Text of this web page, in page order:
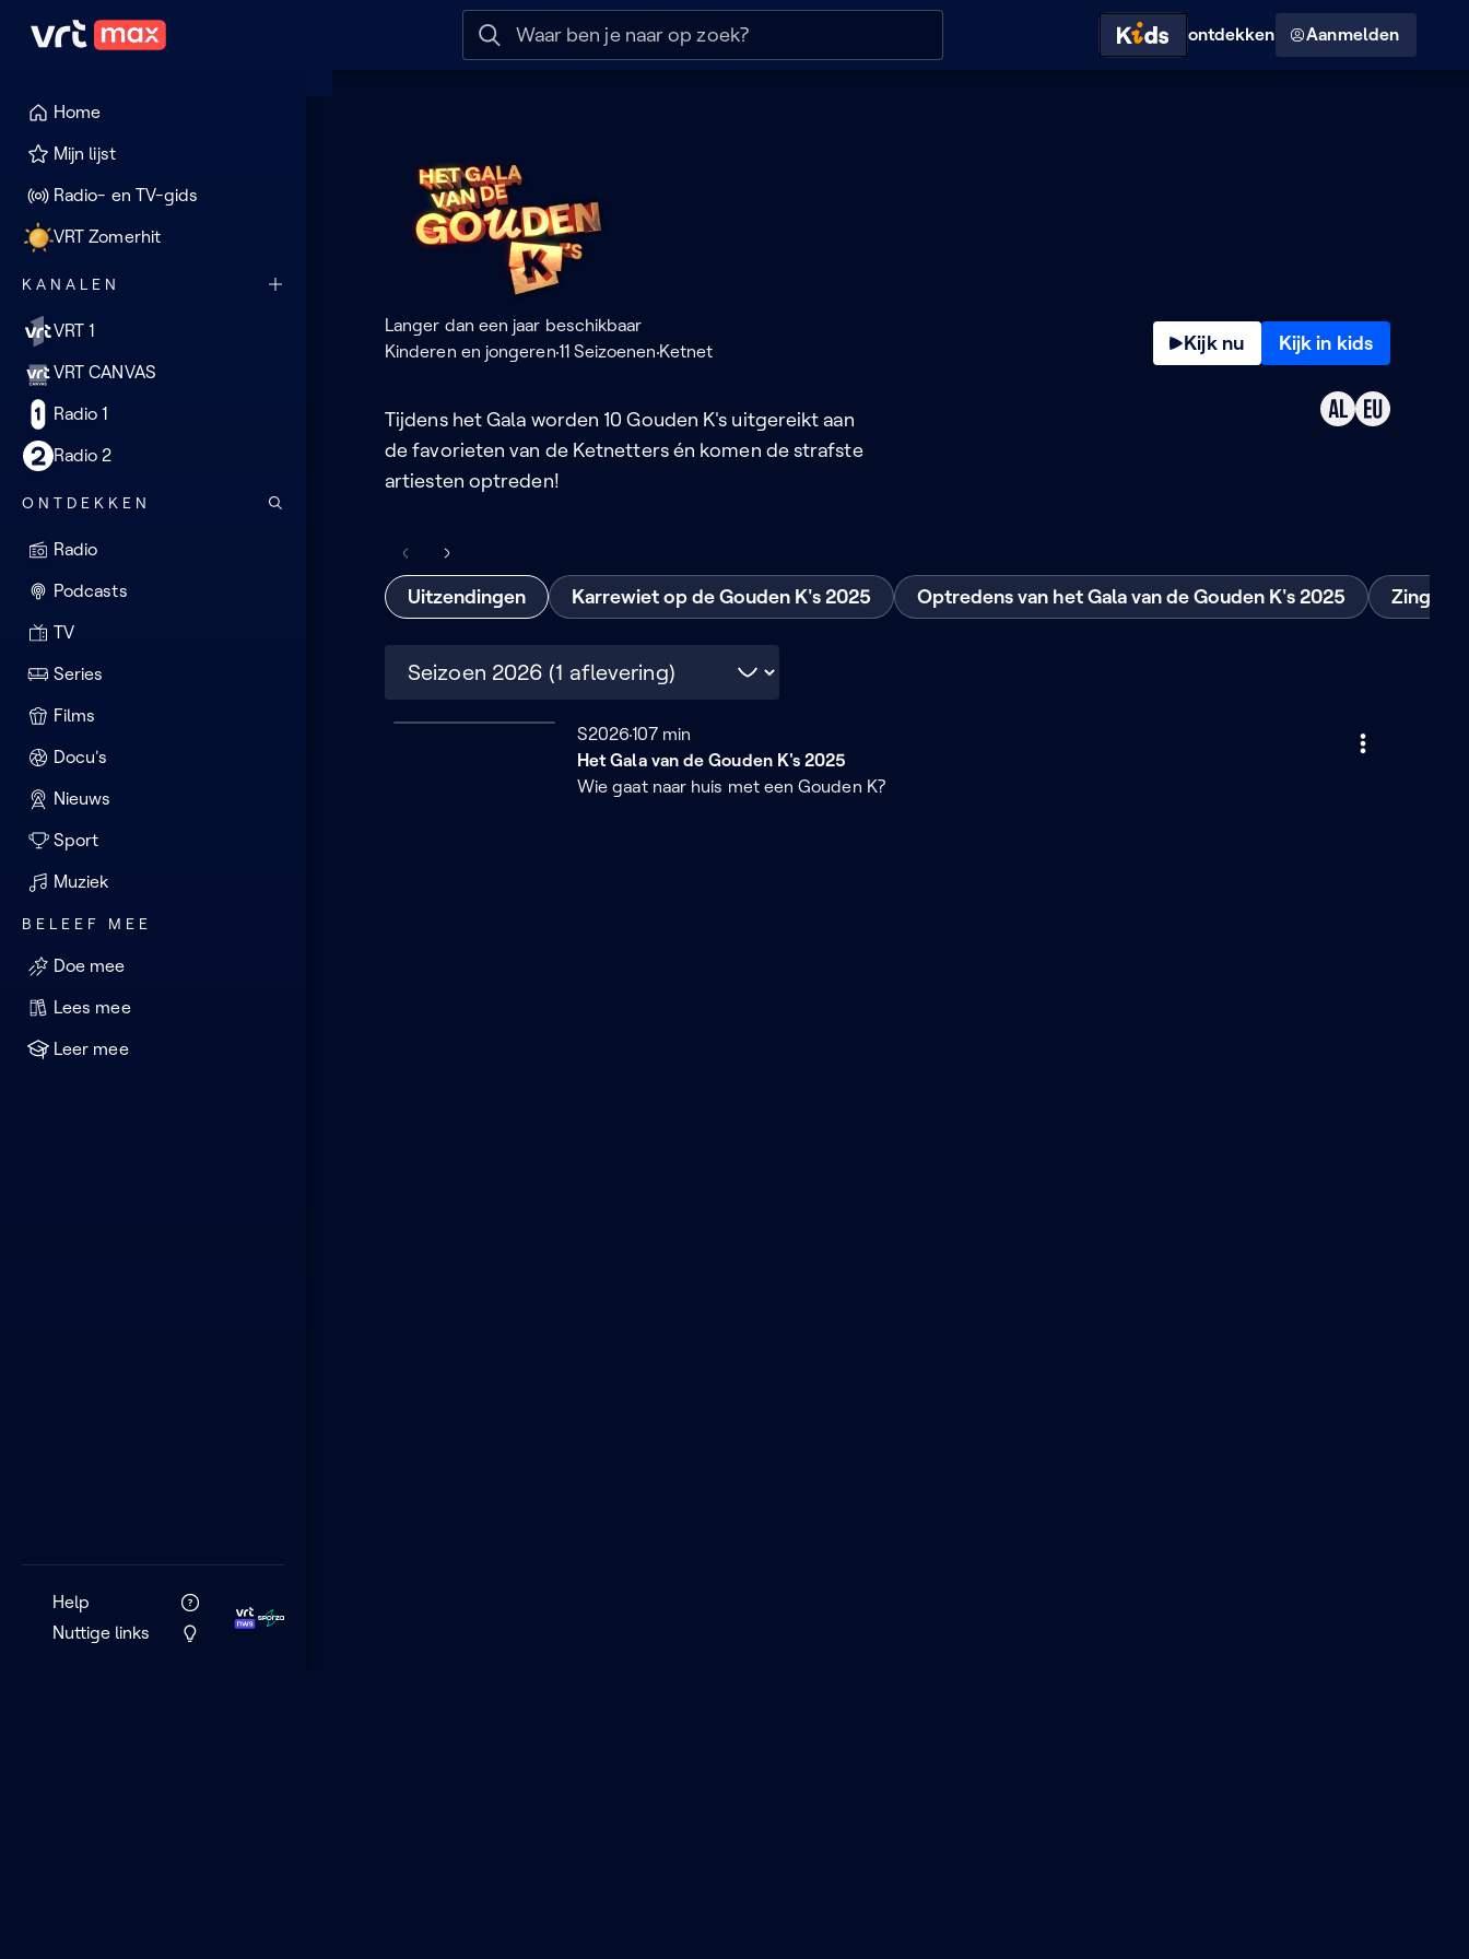
Naar hoofdinhoud Naar help Hoog contrast modus
ontdekken Aanmelden
Home
Mijn lijst
Radio- en TV-gids
VRT Zomerhit
KANALEN
VRT 1
VRT CANVAS
Radio 1
Radio 2
ONTDEKKEN
Radio
Podcasts
TV
Series
Films
Docu's
Nieuws
Sport
Muziek
BELEEF MEE
Doe mee
Lees mee
Leer mee
Help
Nuttige links
Gala
van
Gouden
K's
Langer dan een jaar beschikbaar
Kinderen en jongeren11 Seizoenen Ketnet Kijk nu Kijk in kids
Tijdens het Gala worden 10 Gouden K's uitgereikt aan
de favorieten van de Ketnetters én komen de strafste
artiesten optreden!
Scrol
de
lijst
naar
links
Scrol
de
lijst
naar
rechts
Uitzendingen Karrewiet op de Gouden K's 2025 Optredens van het Gala van de Gouden K's 2025 Zing
Seizoen 2026
S2026107 minuten
107 min
Het Gala van de Gouden K's 2025
Wie gaat naar huis met een Gouden K?